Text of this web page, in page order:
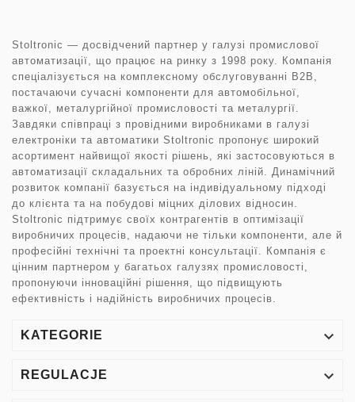
Stoltronic — досвідчений партнер у галузі промислової
автоматизації, що працює на ринку з 1998 року. Компанія
спеціалізується на комплексному обслуговуванні B2B,
постачаючи сучасні компоненти для автомобільної,
важкої, металургійної промисловості та металургії.
Завдяки співпраці з провідними виробниками в галузі
електроніки та автоматики Stoltronic пропонує широкий
асортимент найвищої якості рішень, які застосовуються в
автоматизації складальних та обробних ліній. Динамічний
розвиток компанії базується на індивідуальному підході
до клієнта та на побудові міцних ділових відносин.
Stoltronic підтримує своїх контрагентів в оптимізації
виробничих процесів, надаючи не тільки компоненти, але й
професійні технічні та проектні консультації. Компанія є
цінним партнером у багатьох галузях промисловості,
пропонуючи інноваційні рішення, що підвищують
ефективність і надійність виробничих процесів.
KATEGORIE 
REGULACJE 